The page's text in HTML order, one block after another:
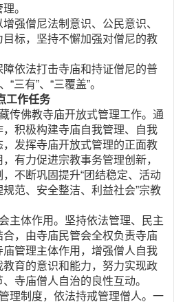
。
僧尼法制意识、公民意识、
标，坚持不懈加强对僧尼的教
依法打击寺庙和持证僧尼的普
“三有”、“三覆盖”。
工作任务
佛教寺庙开放式管理工作。通
积极构建寺庙自我管理、自我
发挥寺庙开放式管理的正面教
有力促进宗教事务管理创新，
不断巩固提升“团结稳定、活动
范、安全整洁、利益社会”宗教
体作用。坚持依法管理、民主
，由寺庙民管会全权负责寺庙
管理主体作用，增强僧人自我
育的意识和能力，努力实现政
寺庙僧人自治的良性互动。
制度，依法持戒管理僧人。一